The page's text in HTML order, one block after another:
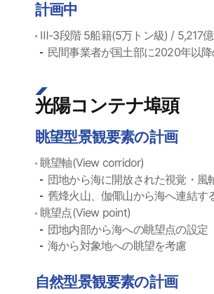
計画中
Ⅲ-3段階 5船籍(5万トン級) / 5,217
民間事業者が国土部に2020年以
光陽コンテナ埠頭
眺望型景観要素の計画
眺望軸(View corridor)
団地から海に開放された視覚・風
舊烽火山、伽倻山から海へ連結す
眺望点(View point)
団地内部から海への眺望点の設定
海から対象地への眺望を考慮
自然型景観要素の計画